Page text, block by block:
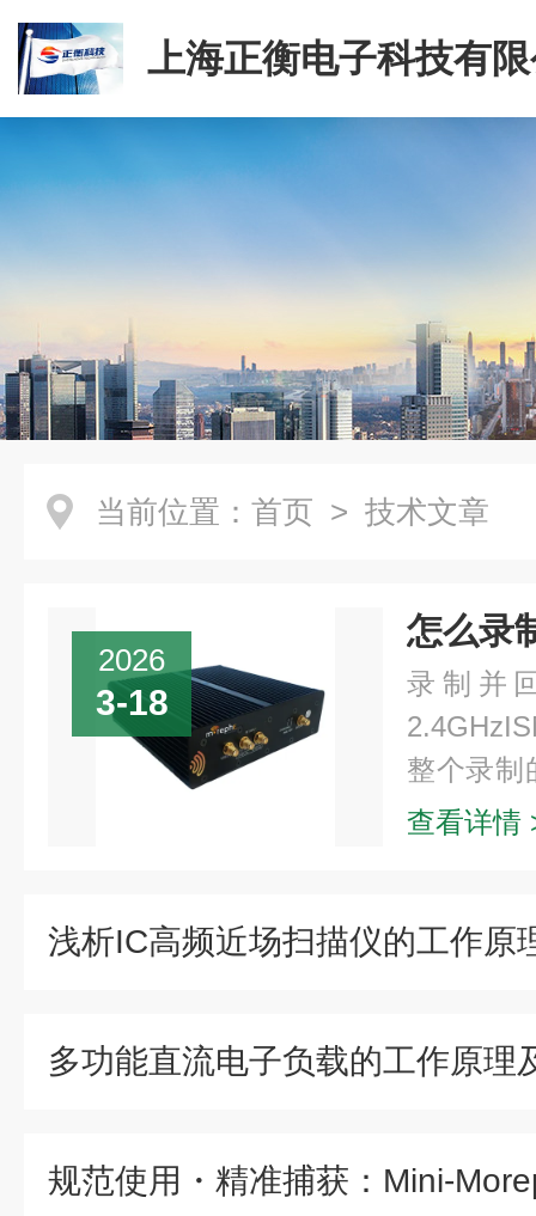
上海正衡电子科技有
当前位置： 首页 > 技术文章
2026
3-18
怎么录
录制并
整个录制
选项（
查看详情
浅析IC高频近场扫描仪的工作原